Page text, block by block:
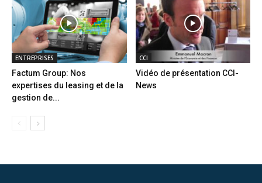
ENTREPRISES
Factum Group: Nos
expertises du leasing et de la
gestion de...
CCI
Vidéo de présentation CCI-
News